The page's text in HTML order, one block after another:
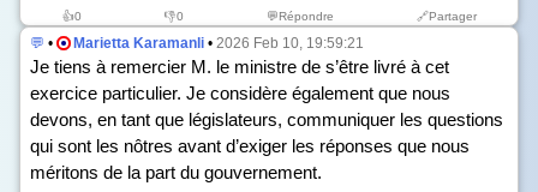
👍0 👎0 💬Répondre 🔗Partager
💬 • Marietta Karamanli • 2026 Feb 10, 19:59:21
Je tiens à remercier M. le ministre de s’être livré à cet
exercice particulier. Je considère également que nous
devons, en tant que législateurs, communiquer les questions
qui sont les nôtres avant d’exiger les réponses que nous
méritons de la part du gouvernement.